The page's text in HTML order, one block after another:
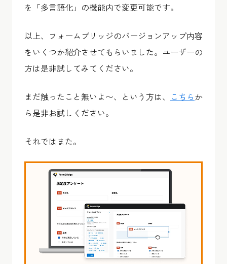
を「多言語化」の機能内で変更可能です。
以上、フォームブリッジのバージョンアップ内容
をいくつか紹介させてもらいました。ユーザーの
方は是非試してみてください。
まだ触ったこと無いよ〜、という方は、 こちらか
ら是非お試しください。
それではまた。